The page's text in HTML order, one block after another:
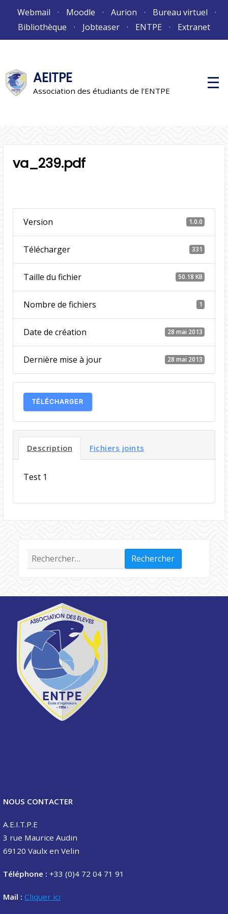
Webmail Moodle Aurion
Bureau virtuel
Bibliothèque
Jobteaser ENTPE Extranet
AEITPE
Association des étudiants de l'ENTPE
M
e
va_239.pdf
Version 1.0.0
Télécharger 331
Taille du fichier 50.18 KB
Nombre de fichiers 1
Date de création 28 mai 2013
Dernière mise à jour 28 mai 2013
TÉLÉCHARGER
Description Fichiers joints
Test 1
Rechercher :
NOUS CONTACTER
A.E.I.T.P.E
3 rue Maurice Audin
69120 Vaulx en Velin
Téléphone : +33 (0)4 72 04 71 91
Mail : Cliquer ici